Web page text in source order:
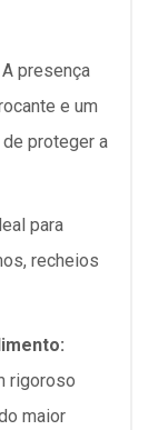
A presença
e um
proteger a
para
recheios
rigoroso
maior